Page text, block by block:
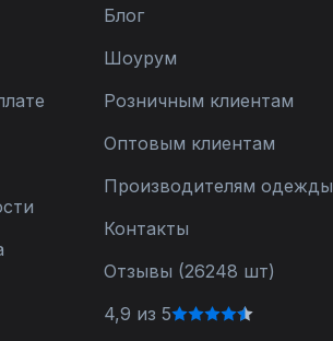
Блог
Шоурум
Розничным клиентам
Оптовым клиентам
Производителям одежды
Контакты
Отзывы (26248 шт)
4,9 из 5